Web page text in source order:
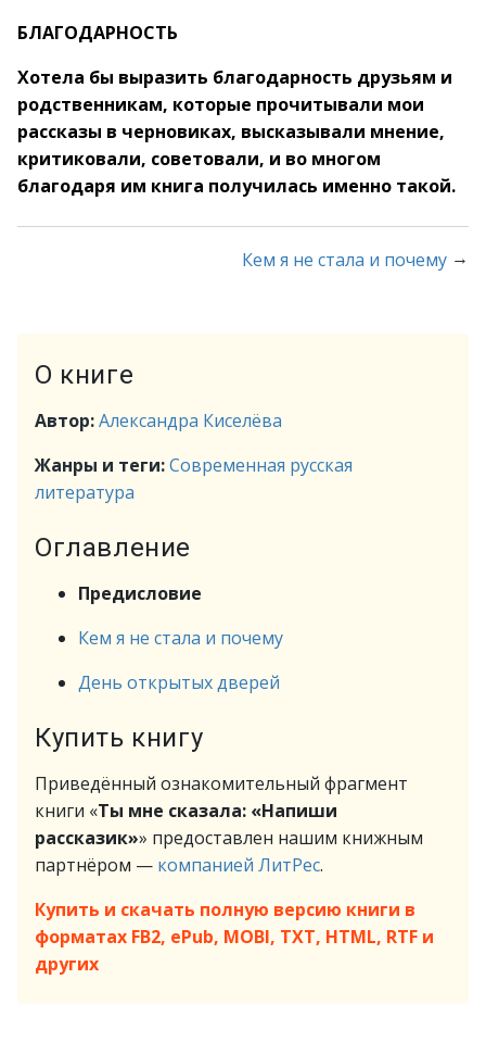
БЛАГОДАРНОСТЬ
Хотела бы выразить благодарность друзьям и
родственникам, которые прочитывали мои
рассказы в черновиках, высказывали мнение,
критиковали, советовали, и во многом
благодаря им книга получилась именно такой.
Кем я не стала и почему →
О книге
Автор:Александра Киселёва
Жанры и теги:Современная русская
литература
Оглавление
Предисловие
Кем я не стала и почему
День открытых дверей
Купить книгу
Приведённый ознакомительный фрагмент
книги «Ты мне сказала: «Напиши
рассказик»» предоставлен нашим книжным
партнёром — компанией ЛитРес.
Купить и скачать полную версию книги в
форматах FB2, ePub, MOBI, TXT, HTML, RTF и
других